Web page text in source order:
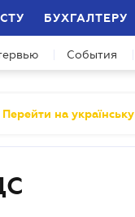
БУХГАЛТЕРУ
События
Перейти на українську